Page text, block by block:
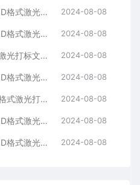
临时停车请多关照停车牌EZD格式激光打标文件通用矢量图 2024-08-08
临时停车请多关照停车牌EZD格式激光打标文件通用矢量图 2024-08-08
挪车请致电停车牌EZD格式激光打标文件通用矢量图 2024-08-08
下车撩妹稍后起飞停车牌EZD格式激光打标文件通用矢量图 2024-08-08
努力赚钱养媳妇停车牌EZD格式激光打标文件通用矢量图 2024-08-08
车位难寻临时停靠停车牌EZD格式激光打标文件通用矢量图 2024-08-08
车主单身名花无主停车牌EZD格式激光打标文件通用矢量图 2024-08-08